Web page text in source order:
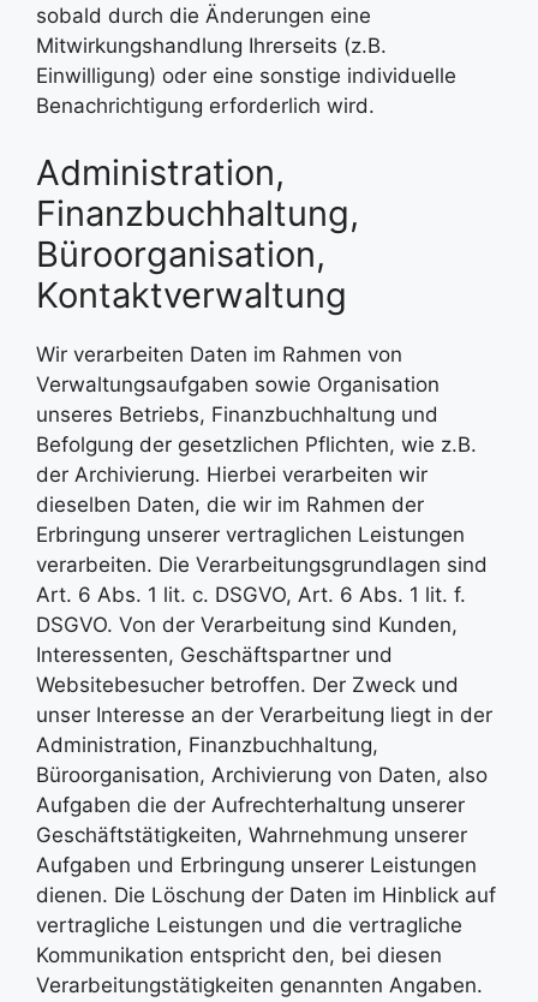
sobald durch die Änderungen eine
Mitwirkungshandlung Ihrerseits (z.B.
Einwilligung) oder eine sonstige individuelle
Benachrichtigung erforderlich wird.
Administration,
Finanzbuchhaltung,
Büroorganisation,
Kontaktverwaltung
Wir verarbeiten Daten im Rahmen von
Verwaltungsaufgaben sowie Organisation
unseres Betriebs, Finanzbuchhaltung und
Befolgung der gesetzlichen Pflichten, wie z.B.
der Archivierung. Hierbei verarbeiten wir
dieselben Daten, die wir im Rahmen der
Erbringung unserer vertraglichen Leistungen
verarbeiten. Die Verarbeitungsgrundlagen sind
Art. 6 Abs. 1 lit. c. DSGVO, Art. 6 Abs. 1 lit. f.
DSGVO. Von der Verarbeitung sind Kunden,
Interessenten, Geschäftspartner und
Websitebesucher betroffen. Der Zweck und
unser Interesse an der Verarbeitung liegt in der
Administration, Finanzbuchhaltung,
Büroorganisation, Archivierung von Daten, also
Aufgaben die der Aufrechterhaltung unserer
Geschäftstätigkeiten, Wahrnehmung unserer
Aufgaben und Erbringung unserer Leistungen
dienen. Die Löschung der Daten im Hinblick auf
vertragliche Leistungen und die vertragliche
Kommunikation entspricht den, bei diesen
Verarbeitungstätigkeiten genannten Angaben.